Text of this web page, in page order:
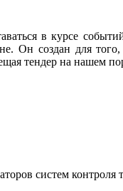
в курсе
Он создан для
тендер на нашем
систем контроля